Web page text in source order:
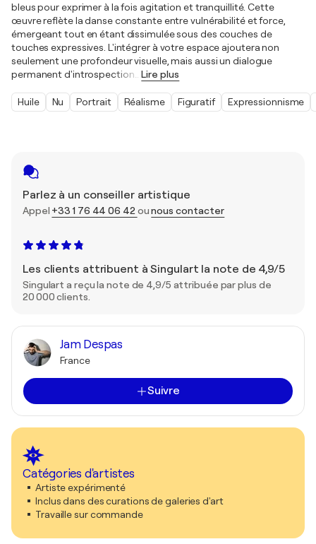
Parlez à un conseiller artistique
Appel +33 1 76 44 06 42 ounous contacter
Les clients attribuent à Singulart la note de 4,9/5
Singulart a reçu la note de 4,9/5 attribuée par plus de
20 000 clients.
Jam Despas
France
Suivre
Catégories d'artistes
Artiste expérimenté
Inclus dans des curations de galeries d'art
Travaille sur commande
bleus pour exprimer à la fois agitation et tranquillité. Cette
œuvre reflète la danse constante entre vulnérabilité et force,
émergeant tout en étant dissimulée sous des couches de
touches expressives. L'intégrer à votre espace ajoutera non
seulement une profondeur visuelle, mais aussi un dialogue
permanent d'introspection
Lire plus
Huile Nu Portrait Réalisme Figuratif Expressionnisme